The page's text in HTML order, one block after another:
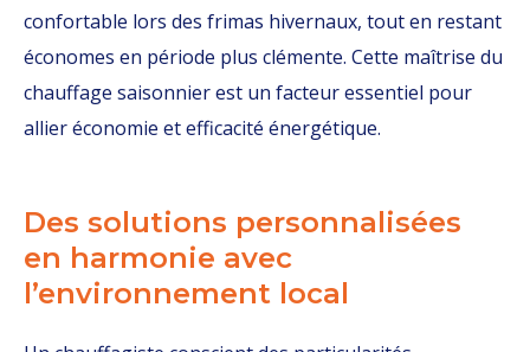
confortable lors des frimas hivernaux, tout en restant
économes en période plus clémente. Cette maîtrise du
chauffage saisonnier est un facteur essentiel pour
allier économie et efficacité énergétique.
Des solutions personnalisées
en harmonie avec
l’environnement local